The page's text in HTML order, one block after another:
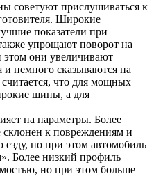
советуют прислушиваться к
Широкие
показатели при
упрощают поворот на
этом они увеличивают
и немного сказываются на
что для мощных
шины, а для
на параметры. Более
к повреждениям и
но при этом автомобиль
Более низкий профиль
но при этом больше